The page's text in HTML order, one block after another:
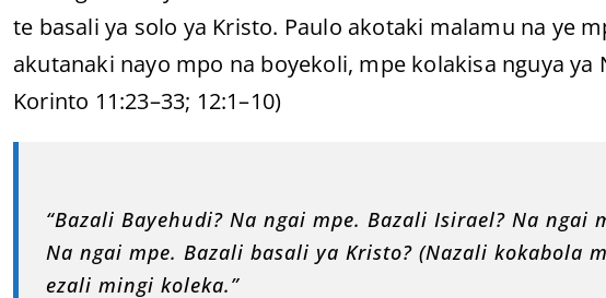
te basali ya solo ya Kristo. Paulo akotaki malamu na ye
akutanaki nayo mpo na boyekoli, mpe kolakisa nguya ya
Korinto 11:23–33; 12:1–10)
“Bazali Bayehudi? Na ngai mpe. Bazali Isirael? Na ngai
Na ngai mpe. Bazali basali ya Kristo? (Nazali kokabola
ezali mingi koleka.”